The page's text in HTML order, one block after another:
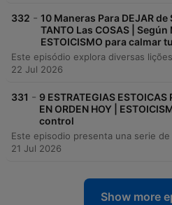
332 - 10 Maneras Para DEJAR de
TANTO Las COSAS | Según
ESTOICISMO para calmar
22 Jul 2026
331 - 9 ESTRATEGIAS ESTOICAS
EN ORDEN HOY |
control
21 Jul 2026
Show more